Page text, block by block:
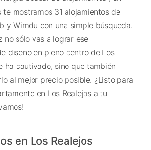
te mostramos 31 alojamientos de
y Wimdu con una simple búsqueda.
no sólo vas a lograr ese
diseño en pleno centro de Los
ha cautivado, sino que también
al mejor precio posible. ¿Listo para
en Los Realejos a tu
en Los Realejos